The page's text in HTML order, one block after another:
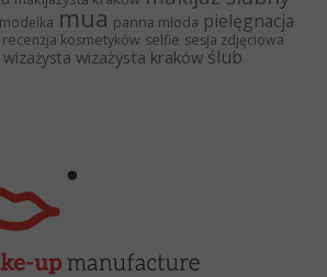
modelka mua panna młoda pielęgnacja
recenzja kosmetyków selfie sesja zdjęciowa
wizażysta wizażysta kraków ślub